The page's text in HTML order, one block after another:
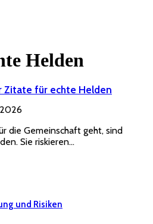
Helden
Zitate für echte Helden
2026
die Gemeinschaft geht, sind
Sie riskieren…
und Risiken